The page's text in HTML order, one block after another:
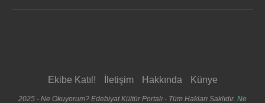
Ekibe Katıl! İletişim Hakkında Künye
2025 - Ne Okuyorum? Edebiyat Kültür Portalı - Tüm Hakları Saklıdır. Ne